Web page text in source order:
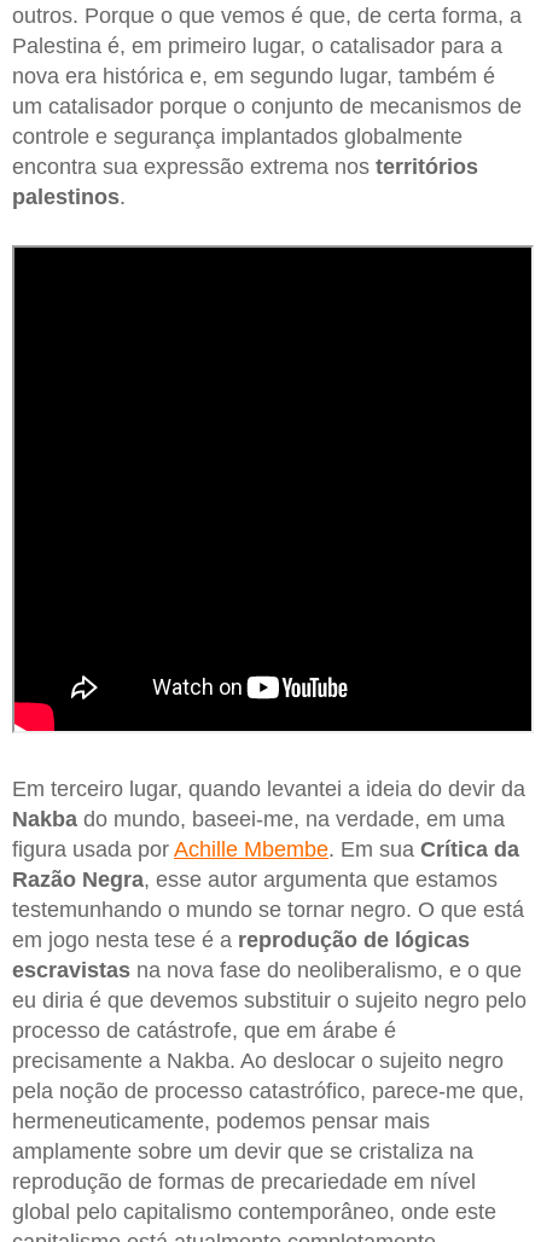
outros. Porque o que vemos é que, de certa forma, a
Palestina é, em primeiro lugar, o catalisador para a
nova era histórica e, em segundo lugar, também é
um catalisador porque o conjunto de mecanismos de
controle e segurança implantados globalmente
encontra sua expressão extrema nos territórios
palestinos.
Em terceiro lugar, quando levantei a ideia do devir da
Nakba do mundo, baseei-me, na verdade, em uma
figura usada por Achille Mbembe. Em sua Crítica da
Razão Negra, esse autor argumenta que estamos
testemunhando o mundo se tornar negro. O que está
em jogo nesta tese é a reprodução de lógicas
escravistas na nova fase do neoliberalismo, e o que
eu diria é que devemos substituir o sujeito negro pelo
processo de catástrofe, que em árabe é
precisamente a Nakba. Ao deslocar o sujeito negro
pela noção de processo catastrófico, parece-me que,
hermeneuticamente, podemos pensar mais
amplamente sobre um devir que se cristaliza na
reprodução de formas de precariedade em nível
global pelo capitalismo contemporâneo, onde este